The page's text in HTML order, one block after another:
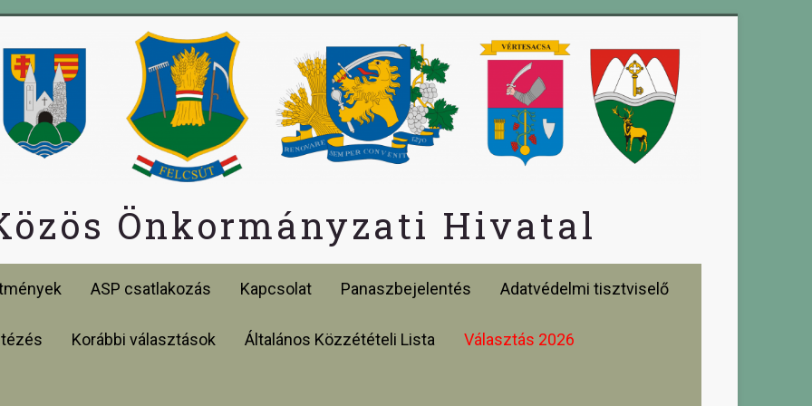
Önkormányzati Hivatal
ASP csatlakozás Kapcsolat Panaszbejelentés Adatvédelmi tisztviselő
Korábbi választások Általános Közzétételi Lista Választás 2026